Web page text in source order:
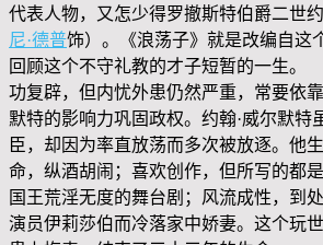
代表人物，又怎少得罗撤斯特伯爵二世
尼·德普饰）。《浪荡子》就是改编自这
回顾这个不守礼教的才子短暂的一生
功复辟，但内忧外患仍然严重，常要依
默特的影响力巩固政权。约翰·威尔默特
臣，却因为率直放荡而多次被放逐。他
命，纵酒胡闹；喜欢创作，但所写的都
国王荒淫无度的舞台剧；风流成性，到
演员伊莉莎伯而冷落家中娇妻。这个玩